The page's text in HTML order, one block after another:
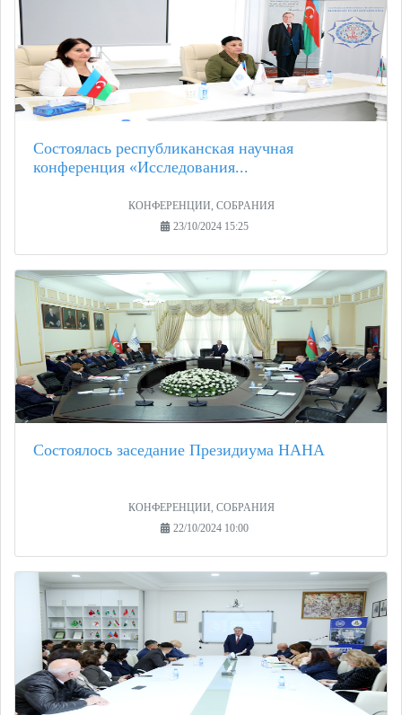
Состоялась республиканская научная
конференция «Исследования...
КОНФЕРЕНЦИИ, СОБРАНИЯ
23/10/2024 15:25
Состоялось заседание Президиума НАНА
КОНФЕРЕНЦИИ, СОБРАНИЯ
22/10/2024 10:00